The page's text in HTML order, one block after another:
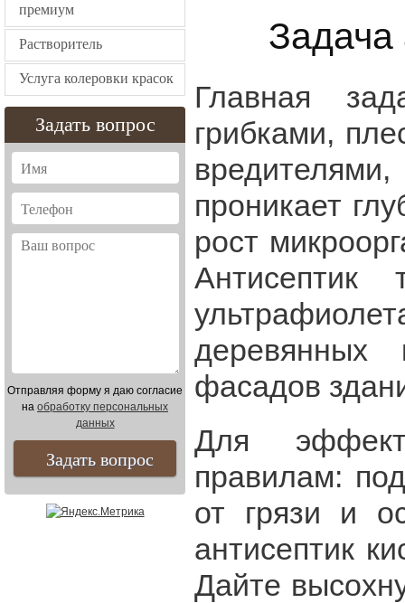
премиум
Растворитель
Услуга колеровки красок
Задать вопрос
Отправляя форму я даю согласие
на обработку персональных
данных
Задача
Главная
грибками,
проникает
рост
фасадов
Для
правилам:
от грязи и
антисептик
Дайте